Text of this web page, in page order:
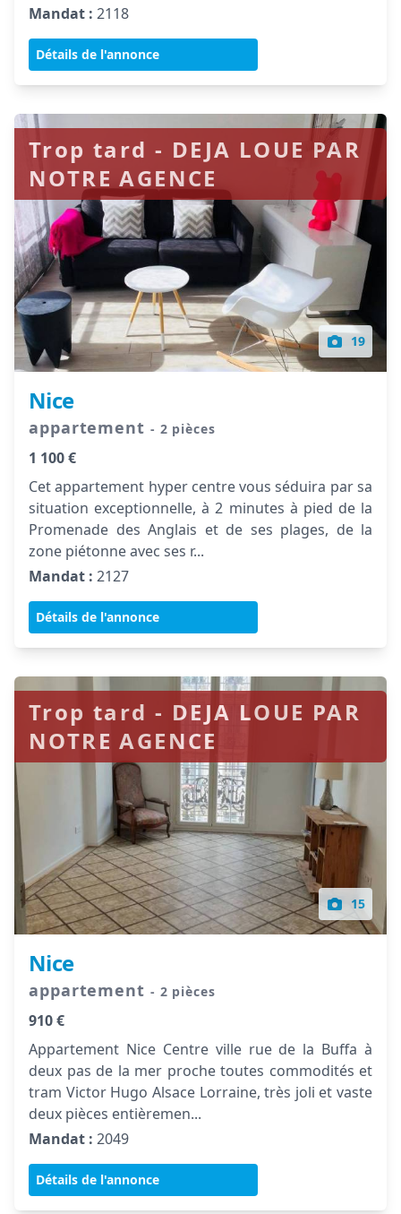
Mandat : 2118
Détails de l'annonce
19
Trop tard - DEJA LOUE PAR
NOTRE AGENCE
Nice
appartement - 2 pièces
1 100 €
Cet appartement hyper centre vous séduira par sa
situation exceptionnelle, à 2 minutes à pied de la
Promenade des Anglais et de ses plages, de la
zone piétonne avec ses r...
Mandat : 2127
Détails de l'annonce
15
Trop tard - DEJA LOUE PAR
NOTRE AGENCE
Nice
appartement - 2 pièces
910 €
Appartement Nice Centre ville rue de la Buffa à
deux pas de la mer proche toutes commodités et
tram Victor Hugo Alsace Lorraine, très joli et vaste
deux pièces entièremen...
Mandat : 2049
Détails de l'annonce